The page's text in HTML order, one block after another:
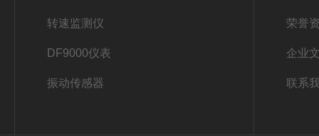
转速监测仪
DF9000仪表
振动传感器
荣誉
企业
联系